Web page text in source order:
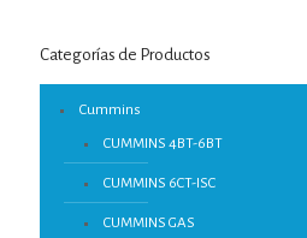
Categorías de Productos
Cummins
CUMMINS 4BT-6BT
CUMMINS 6CT-ISC
CUMMINS GAS